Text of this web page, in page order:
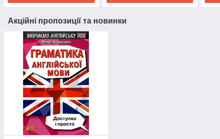
Акційні пропозиції та новинки